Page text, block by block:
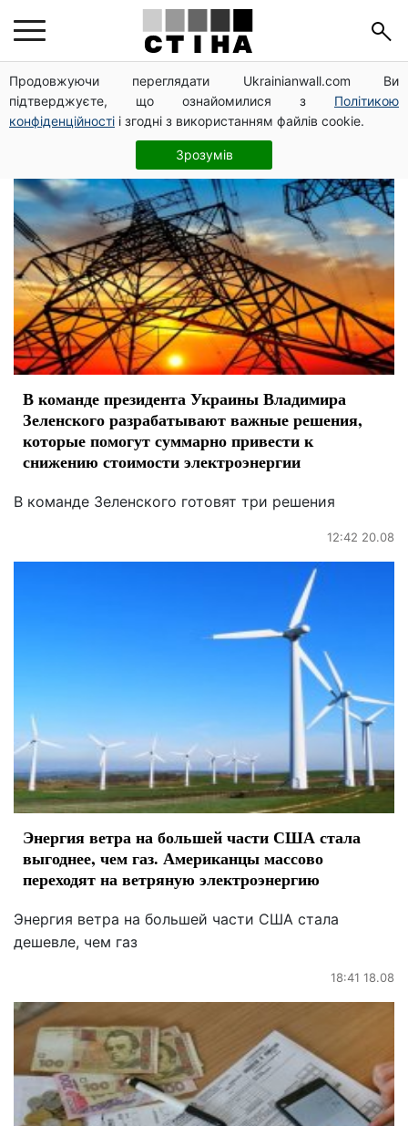
Продовжуючи переглядати Ukrainianwall.com Ви
підтверджуєте, що ознайомилися з Політикою
конфіденційності і згодні з використанням файлів cookie.
Зрозумів
электроэнергия
В команде президента Украины Владимира
Зеленского разрабатывают важные решения,
которые помогут суммарно привести к
снижению стоимости электроэнергии
В команде Зеленского готовят три решения
12:42 20.08
Энергия ветра на большей части США стала
выгоднее, чем газ. Американцы массово
переходят на ветряную электроэнергию
Энергия ветра на большей части США стала
дешевле, чем газ
18:41 18.08